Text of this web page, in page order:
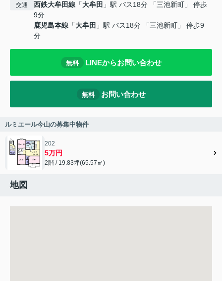
交通 西鉄大牟田線 「大牟田 」駅 バス18分 「三池新町」 停歩
9分
鹿児島本線 「大牟田 」駅 バス18分 「三池新町」 停歩9
分
無料 LINEからお問い合わせ
無料 お問い合わせ
ルミエール今山の募集中物件
202
5万円
2階 / 19.83坪(65.57㎡)
地図